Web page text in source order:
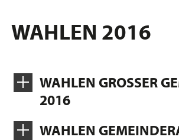
WAHLEN 2016
WAHLEN GROSSER
2016
WAHLEN